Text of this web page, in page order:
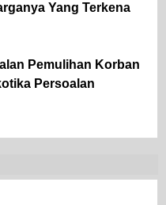
Yang Terkena
Pemulihan Korban
Persoalan